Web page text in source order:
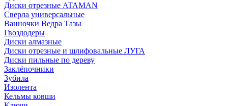
Диски отрезные ATAMAN
Сверла универсальные
Ванночки Ведра Тазы
Гвоздодеры
Диски алмазные
Диски отрезные и шлифовальные ЛУГА
Диски пильные по дереву
Заклёпочники
Зубила
Изолента
Кельмы ковши